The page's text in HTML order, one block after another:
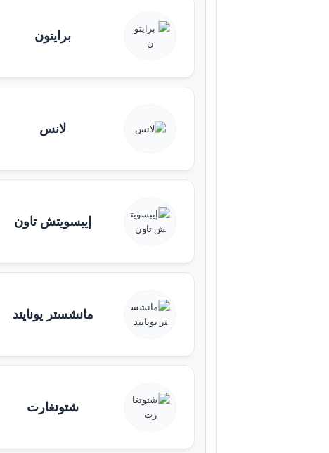
برايتون
لانس
إيبسويتش تاون
مانشستر يونايتد
شتوتغارت